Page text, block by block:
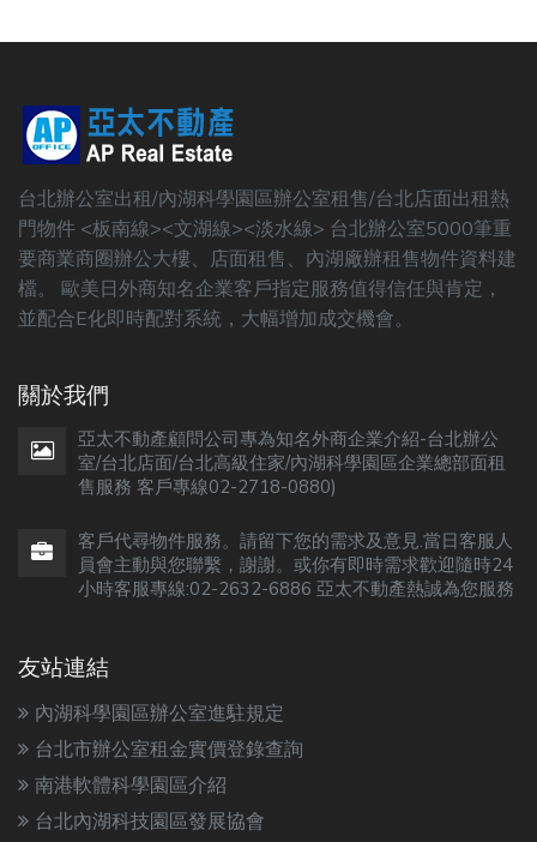
台北辦公室出租/內湖科學園區辦公室租售/台北店面出租熱
門物件 <板南線><文湖線><淡水線> 台北辦公室5000筆重
要商業商圈辦公大樓、店面租售、內湖廠辦租售物件資料建
檔。 歐美日外商知名企業客戶指定服務值得信任與肯定，
並配合E化即時配對系統，大幅增加成交機會。
關於我們
亞太不動產顧問公司專為知名外商企業介紹-台北辦公
室/台北店面/台北高級住家/內湖科學園區企業總部面租
售服務 客戶專線02-2718-0880)
客戶代尋物件服務。請留下您的需求及意見.當日客服人
員會主動與您聯繫，謝謝。或你有即時需求歡迎隨時24
小時客服專線:02-2632-6886 亞太不動產熱誠為您服務
友站連結
內湖科學園區辦公室進駐規定
台北市辦公室租金實價登錄查詢
南港軟體科學園區介紹
台北內湖科技園區發展協會